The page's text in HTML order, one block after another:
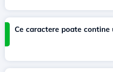
Ce caractere poate contine